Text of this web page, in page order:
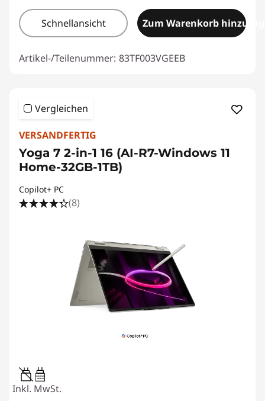
Schnellansicht Zum Warenkorb
Artikel-/Teilenummer: 83TF003VGEEB
Vergleichen
VERSANDFERTIG
Yoga 7 2-in-1 16 (AI-R7-Windows 11
Home-32GB-1TB)
Copilot+ PC
(8)
45W-65W
USB PD
Inkl. MwSt.